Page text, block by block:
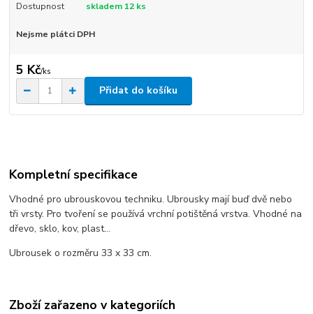
Dostupnost skladem 12 ks
Nejsme plátci DPH
5 Kč/ks
Přidat do košíku
Kompletní specifikace
Vhodné pro ubrouskovou techniku. Ubrousky mají buď dvě nebo
tři vrsty. Pro tvoření se používá vrchní potištěná vrstva. Vhodné na
dřevo, sklo, kov, plast...
Ubrousek o rozměru 33 x 33 cm.
Zboží zařazeno v kategoriích